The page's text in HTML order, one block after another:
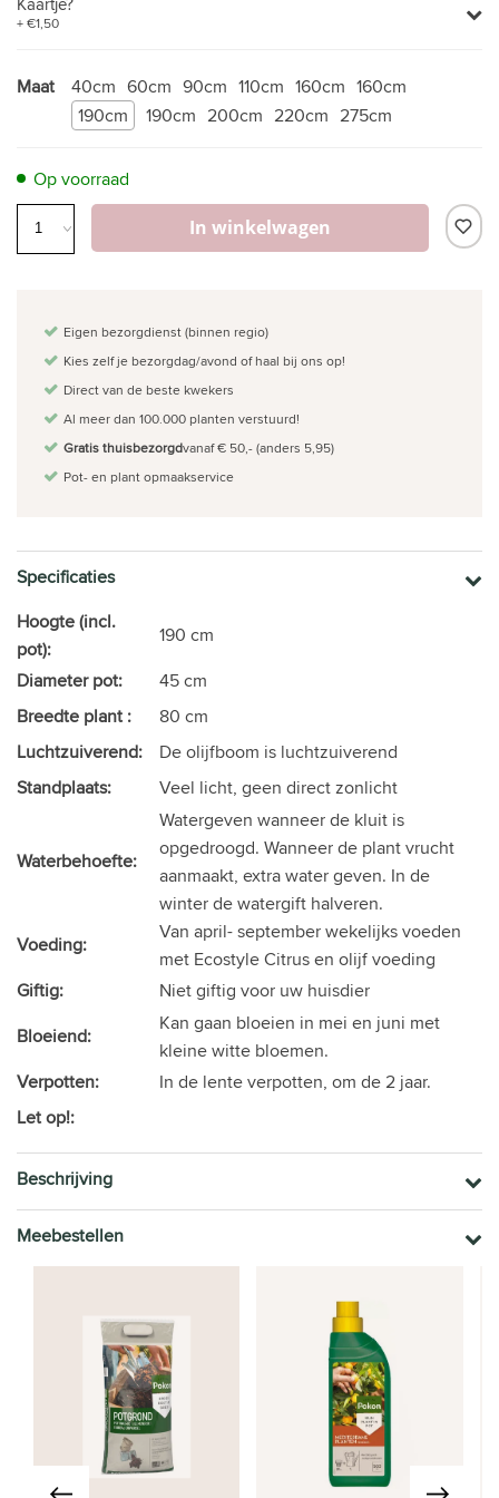
+ €1,50
Maat 90cm 160cm
110cm
40cm
200cm 220cm
60cm
160cm
275cm
190cm 190cm
Op voorraad
In winkelwagen
Eigen bezorgdienst (binnen regio)
Kies zelf je bezorgdag/avond of haal bij ons op!
Direct van de beste kwekers
Al meer dan 100.000 planten verstuurd!
Gratis thuisbezorgdvanaf € 50,- (anders 5,95)
Pot- en plant opmaakservice
Specificaties
Hoogte (incl.
pot):
190 cm
Diameter pot:
45 cm
Breedte plant :
80 cm
Luchtzuiverend:
De olijfboom is luchtzuiverend
Standplaats:
Veel licht, geen direct zonlicht
Waterbehoefte:
Watergeven wanneer de kluit is
opgedroogd. Wanneer de plant vrucht
aanmaakt, extra water geven. In de
winter de watergift halveren.
Voeding:
Van april- september wekelijks voeden
met Ecostyle Citrus en olijf voeding
Giftig:
Niet giftig voor uw huisdier
Bloeiend:
Kan gaan bloeien in mei en juni met
kleine witte bloemen.
Verpotten:
In de lente verpotten, om de 2 jaar.
Let op!:
Beschrijving
Meebestellen